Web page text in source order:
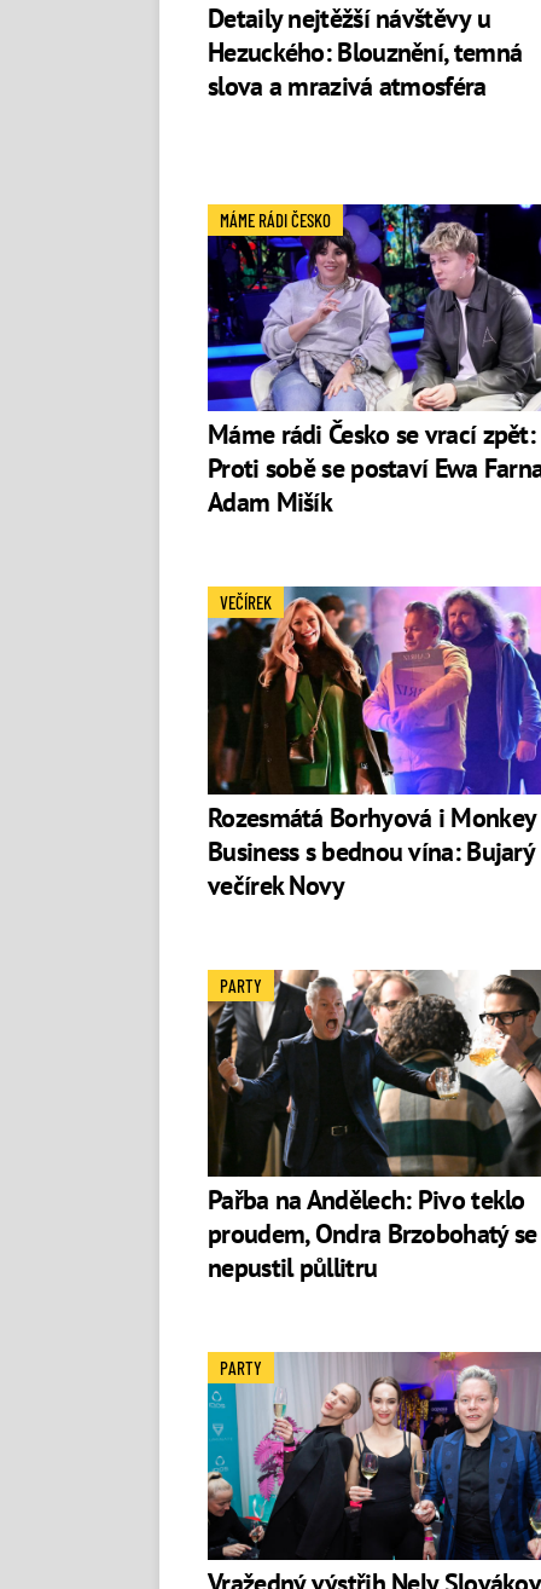
Detaily nejtěžší návštěvy u
Hezuckého: Blouznění, temná
slova a mrazivá atmosféra
Máme rádi Česko se vrací zpět:
Proti sobě se postaví Ewa
Adam Mišík
MÁME RÁDI ČESKO
Rozesmátá Borhyová i Monkey
Business s bednou vína: Bujarý
večírek Novy
VEČÍREK
Pařba na Andělech: Pivo teklo
proudem, Ondra Brzobohatý se
nepustil půllitru
PARTY
PARTY